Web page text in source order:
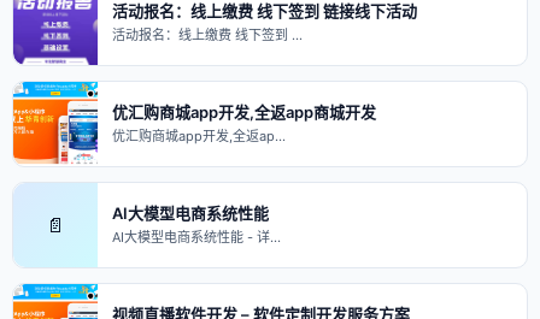
活动报名：线上缴费 线下签到 链接线下活动
活动报名：线上缴费 线下签到 …
优汇购商城app开发,全返app商城开发
优汇购商城app开发,全返ap…
📄 AI大模型电商系统性能
AI大模型电商系统性能 - 详…
视频直播软件开发 – 软件定制开发服务方案